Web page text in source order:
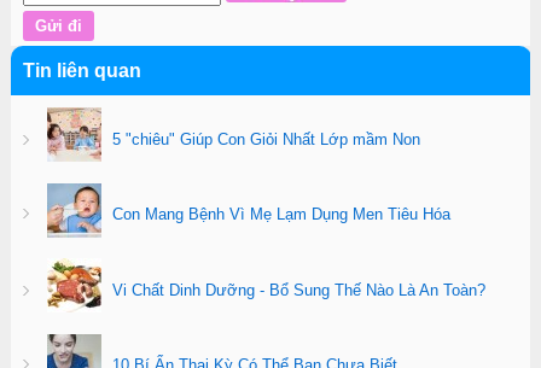
Tin liên quan
5 "chiêu" Giúp Con Giỏi Nhất Lớp mầm Non
Con Mang Bệnh Vì Mẹ Lạm Dụng Men Tiêu Hóa
Vi Chất Dinh Dưỡng - Bổ Sung Thế Nào Là An Toàn?